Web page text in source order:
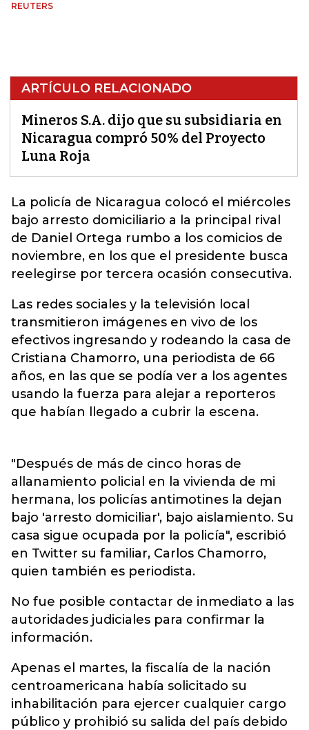
REUTERS
ARTÍCULO RELACIONADO
Mineros S.A. dijo que su subsidiaria en
Nicaragua compró 50% del Proyecto
Luna Roja
La policía de Nicaragua colocó el miércoles
bajo arresto domiciliario a la principal rival
de Daniel Ortega rumbo a los comicios de
noviembre, en los que el presidente busca
reelegirse por tercera ocasión consecutiva.
Las redes sociales y la televisión local
transmitieron imágenes en vivo de los
efectivos ingresando y rodeando la casa de
Cristiana Chamorro, una periodista de 66
años, en las que se podía ver a los agentes
usando la fuerza para alejar a reporteros
que habían llegado a cubrir la escena.
"Después de más de cinco horas de
allanamiento policial en la vivienda de mi
hermana, los policías antimotines la dejan
bajo 'arresto domiciliar', bajo aislamiento. Su
casa sigue ocupada por la policía", escribió
en Twitter su familiar, Carlos Chamorro,
quien también es periodista.
No fue posible contactar de inmediato a las
autoridades judiciales para confirmar la
información.
Apenas el martes, la fiscalía de la nación
centroamericana había solicitado su
inhabilitación para ejercer cualquier cargo
público y prohibió su salida del país debido